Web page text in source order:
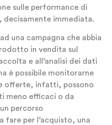
sulle performance di
immediata.
una campagna che abbia
in vendita sul
e all’analisi dei dati
è possibile monitorarne
offerte, infatti, possono
meno efficaci o da
percorso
fare per l’acquisto, una